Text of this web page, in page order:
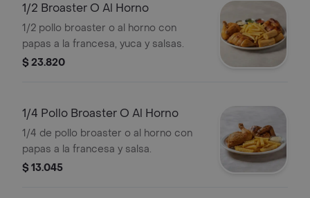
1/2 Broaster O Al Horno
1/2 pollo broaster o al horno con
papas a la francesa, yuca y salsas.
$ 23.820
1/4 Pollo Broaster O Al Horno
1/4 de pollo broaster o al horno con
papas a la francesa y salsa.
$ 13.045